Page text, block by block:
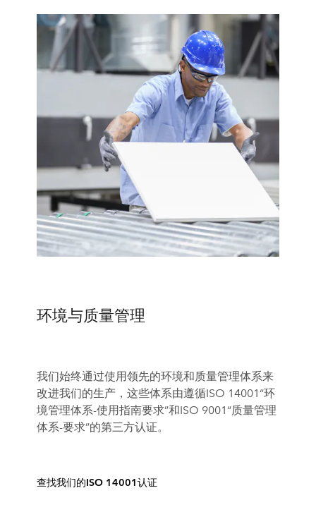
环境与质量管理
我们始终通过使用领先的环境和质量管理体系来
改进我们的生产，这些体系由遵循ISO 14001“环
境管理体系-使用指南要求”和ISO 9001“质量管理
体系-要求”的第三方认证。
查找我们的ISO 14001认证